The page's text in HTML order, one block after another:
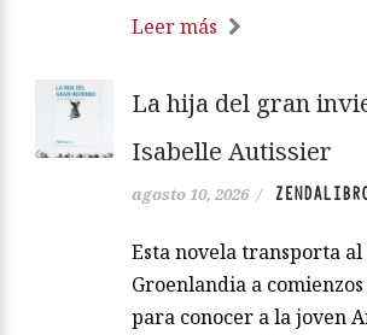
Leer más
La hija del gran
Isabelle Autissier
agosto 10, 2026 /
Esta novela transporta
Groenlandia a
para conocer a la joven